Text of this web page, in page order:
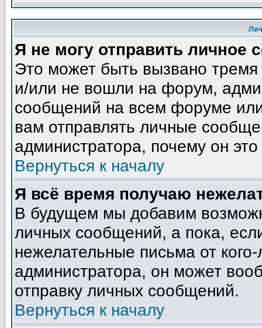
Я не могу отправить личное
Это может быть вызвано
и/или не вошли на форум,
сообщений на всем форуме
вам отправлять личные
администратора, почему он
Вернуться к началу
Я всё время получаю
В будущем мы добавим
личных сообщений, а пока,
нежелательные письма от
администратора, он может
отправку личных сообщений.
Вернуться к началу